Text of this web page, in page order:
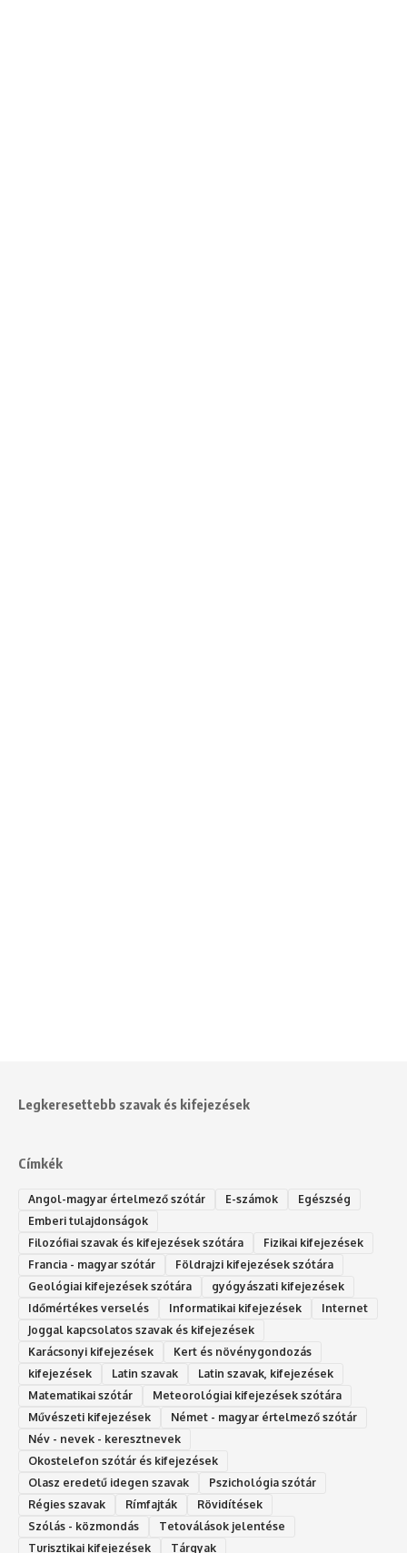
Legkeresettebb szavak és kifejezések
Címkék
Angol-magyar értelmező szótár E-számok
Egészség
Emberi tulajdonságok
Filozófiai szavak és kifejezések szótára
Fizikai kifejezések
Francia - magyar szótár
Földrajzi kifejezések szótára
Geológiai kifejezések szótára
gyógyászati kifejezések
Időmértékes verselés
Informatikai kifejezések
Internet
Joggal kapcsolatos szavak és kifejezések
Karácsonyi kifejezések
Kert és növénygondozás
kifejezések
Latin szavak
Latin szavak, kifejezések
Matematikai szótár
Meteorológiai kifejezések szótára
Művészeti kifejezések
Német - magyar értelmező szótár
Név - nevek - keresztnevek
Okostelefon szótár és kifejezések
Olasz eredetű idegen szavak
Ps‮gólohciz‬ia s‮átóz‬r
Régies szavak
Rímfajták
Rövidítések
Szólás - közmondás
Tetoválások jelentése
Turisztikai kifejezések
Tárgyak